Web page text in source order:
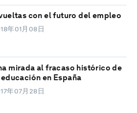
con el futuro del empleo
年01月08日
mirada al fracaso histórico de
en España
年07月28日